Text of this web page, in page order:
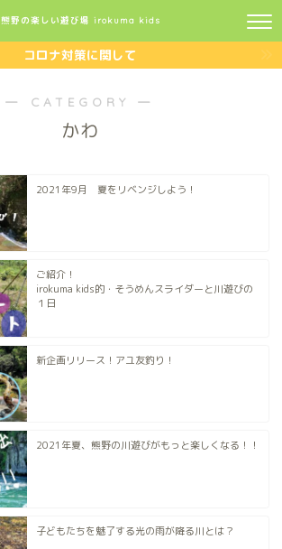
熊野の楽しい遊び場 irokuma kids
コロナ対策に関して
― CATEGORY ―
かわ
2021年9月 夏をリベンジしよう！
ご紹介！
irokuma kids的・そうめんスライダーと川遊びの
１日
新企画リリース！アユ友釣り！
2021年夏、熊野の川遊びがもっと楽しくなる！！
子どもたちを魅了する光の雨が降る川とは？